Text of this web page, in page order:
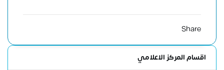
Share
اقسام المركز الاعلامي